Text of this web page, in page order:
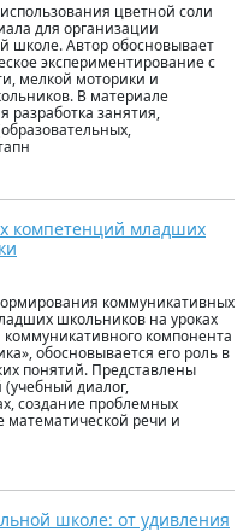
цветной соли
для организации
школе. Автор обосновывает
экспериментирование с
мелкой моторики и
В материале
разработка занятия,
компетенций младших
коммуникативных
школьников на уроках
компонента
обосновывается его роль в
понятий. Представлены
диалог,
создание проблемных
математической речи и
школе: от удивления